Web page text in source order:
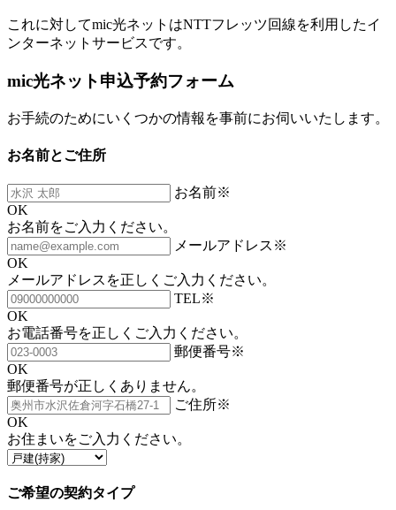
これに対してmic光ネットはNTTフレッツ回線を利用したイ
ンターネットサービスです。
mic光ネット申込予約フォーム
お手続のためにいくつかの情報を事前にお伺いいたします。
お名前とご住所
お名前※
OK
お名前をご入力ください。
メールアドレス ※
OK
メールアドレスを正しくご入力ください。
TEL※
OK
お電話番号を正しくご入力ください。
郵便番号※
OK
郵便番号が正しくありません。
ご住所※
OK
お住まいをご入力ください。
ご希望の契約タイプ